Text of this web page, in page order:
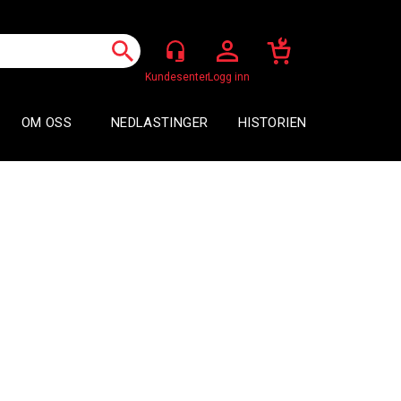
Logg inn
OM OSS NEDLASTINGER HISTORIEN